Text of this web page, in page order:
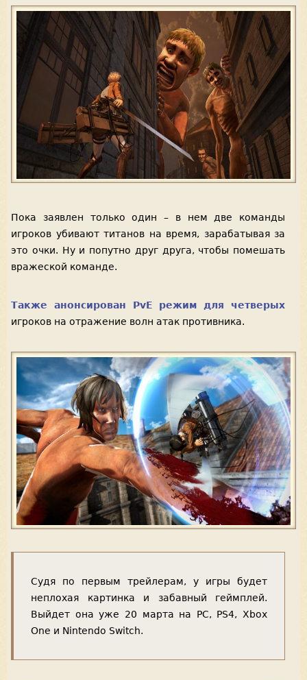
Пока заявлен только один – в нем две команды
игроков убивают титанов на время, зарабатывая за
это очки. Ну и попутно друг друга, чтобы помешать
вражеской команде.
Также анонсирован PvE режим для четверых
игроков на отражение волн атак противника.
Судя по первым трейлерам, у игры будет
неплохая картинка и забавный геймплей.
Выйдет она уже 20 марта на PC, PS4, Xbox
One и Nintendo Switch.